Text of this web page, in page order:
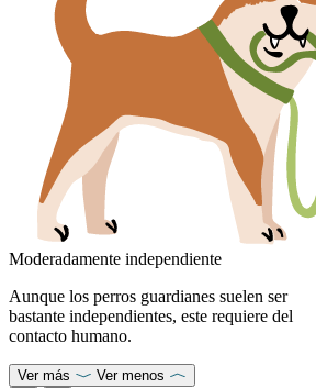
Moderadamente independiente
Aunque los perros guardianes suelen ser
bastante independientes, este requiere del
contacto humano.
Ver más Ver menos